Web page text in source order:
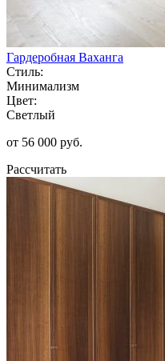
Гардеробная Ваханга
Стиль:
Минимализм
Цвет:
Светлый
от 56 000 руб.
Рассчитать